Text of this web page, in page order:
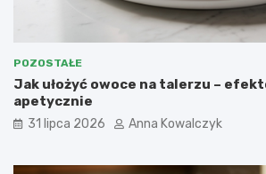
POZOSTAŁE
Jak ułożyć owoce na talerzu –
apetycznie
31 lipca 2026 Anna Kowalczyk